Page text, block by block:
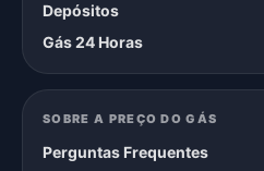
Depósitos
Gás 24 Horas
SOBRE A PREÇO DO GÁS
Perguntas Frequentes